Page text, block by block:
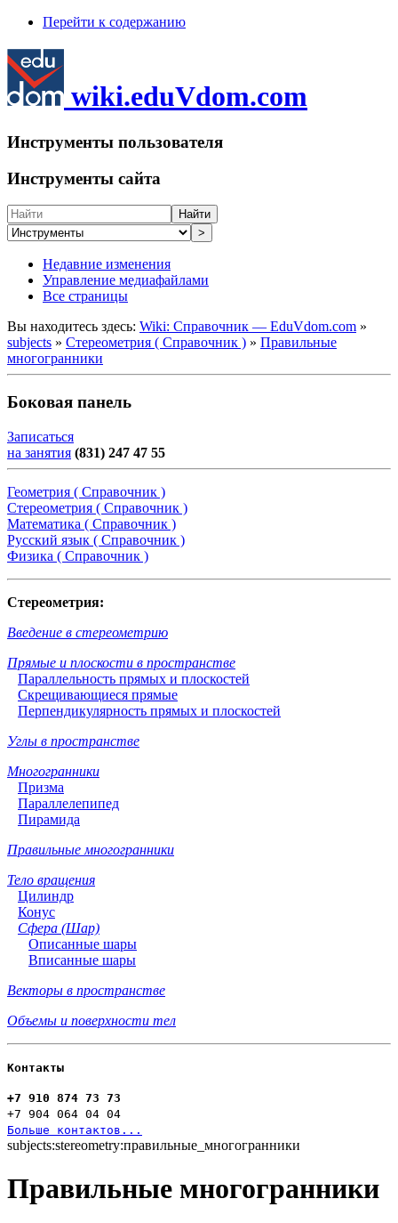
Перейти к содержанию
wiki.eduVdom.com
Инструменты пользователя
Инструменты сайта
Найти
>
Недавние изменения
Управление медиафайлами
Все страницы
Вы находитесь здесь: Wiki: Справочник — EduVdom.com »
subjects » Стереометрия ( Справочник ) » Правильные
многогранники
Боковая панель
Записаться
на занятия (831) 247 47 55
Геометрия ( Справочник )
Стереометрия ( Справочник )
Математика ( Справочник )
Русский язык ( Справочник )
Физика ( Справочник )
Стереометрия:
Введение в стереометрию
Прямые и плоскости в пространстве
Параллельность прямых и плоскостей
Скрещивающиеся прямые
Перпендикулярность прямых и плоскостей
Углы в пространстве
Многогранники
Призма
Параллелепипед
Пирамида
Правильные многогранники
Тело вращения
Цилиндр
Конус
Сфера (Шар)
Описанные шары
Вписанные шары
Векторы в пространстве
Объемы и поверхности тел
Контакты
+7 910 874 73 73
+7 904 064 04 04
Больше контактов...
subjects:stereometry:правильные_многогранники
Правильные многогранники